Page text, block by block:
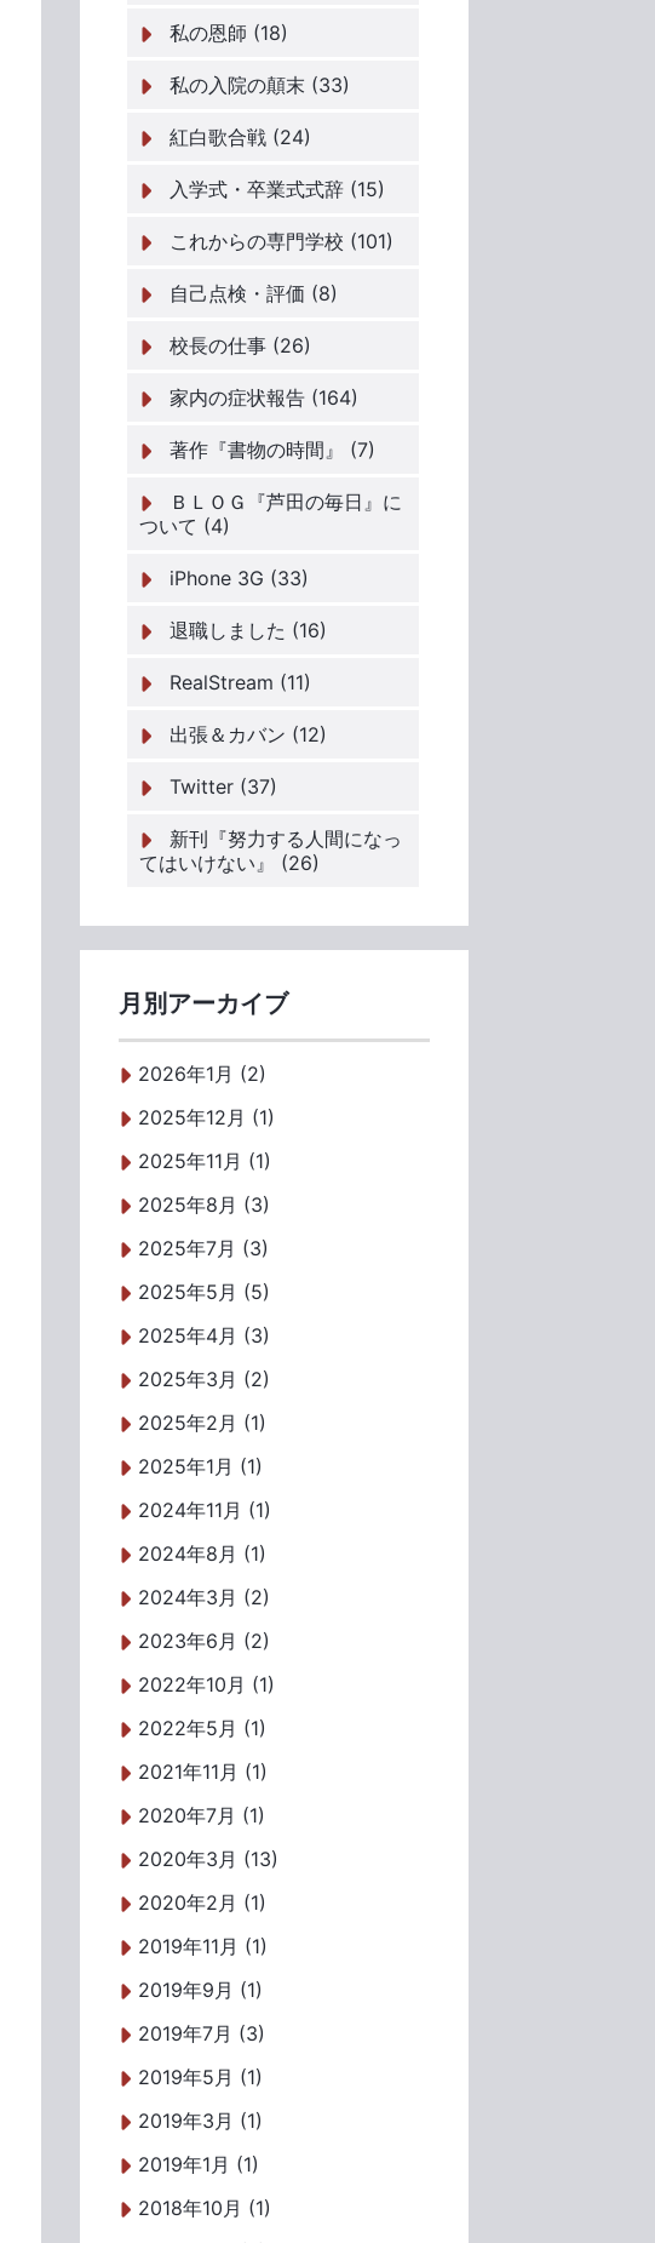
私の恩師 (18)
私の入院の顛末 (33)
紅白歌合戦 (24)
入学式・卒業式式辞 (15)
これからの専門学校 (101)
自己点検・評価 (8)
校長の仕事 (26)
家内の症状報告 (164)
著作『書物の時間』 (7)
ＢＬＯＧ『芦田の毎日』に
ついて (4)
iPhone 3G (33)
退職しました (16)
RealStream (11)
出張＆カバン (12)
Twitter (37)
新刊『努力する人間になっ
てはいけない』 (26)
月別アーカイブ
2026年1月 (2)
2025年12月 (1)
2025年11月 (1)
2025年8月 (3)
2025年7月 (3)
2025年5月 (5)
2025年4月 (3)
2025年3月 (2)
2025年2月 (1)
2025年1月 (1)
2024年11月 (1)
2024年8月 (1)
2024年3月 (2)
2023年6月 (2)
2022年10月 (1)
2022年5月 (1)
2021年11月 (1)
2020年7月 (1)
2020年3月 (13)
2020年2月 (1)
2019年11月 (1)
2019年9月 (1)
2019年7月 (3)
2019年5月 (1)
2019年3月 (1)
2019年1月 (1)
2018年10月 (1)